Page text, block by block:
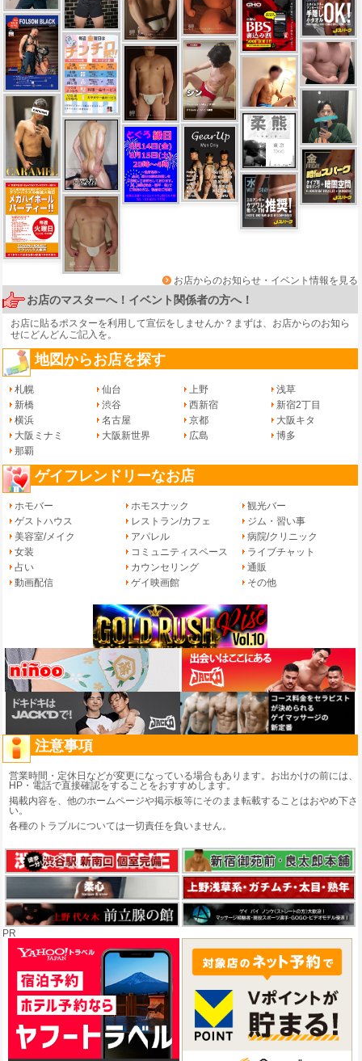
お店からのお知らせ・イベント情報を見る
お店のマスターへ！イベント関係者の方へ！
お店に貼るポスターを利用して宣伝をしませんか？まずは、 お店からのお知ら
せにどんどんご記入を。
地図からお店を探す
札幌 仙台 上野
浅草
新橋
渋谷 西新宿
新宿2丁目
横浜
名古屋 京都
大阪キタ
大阪ミナミ
大阪新世界 広島
博多
那覇
ゲイフレンドリーなお店
ホモバー ホモスナック
観光バー
ゲストハウス
レストラン/カフェ
ジム・習い事
美容室/メイク
アパレル
病院/クリニック
女装
コミュニティスペース
ライブチャット
占い
カウンセリング
通販
動画配信
ゲイ映画館 その他
注意事項
営業時間・定休日などが変更になっている場合もあります。お出かけの前には、
HP・電話で直接確認をすることをおすすめします。
掲載内容を、他のホームページや掲示板等にそのまま転載することはおやめ下さ
い。
各種のトラブルについては一切責任を負いません。
PR